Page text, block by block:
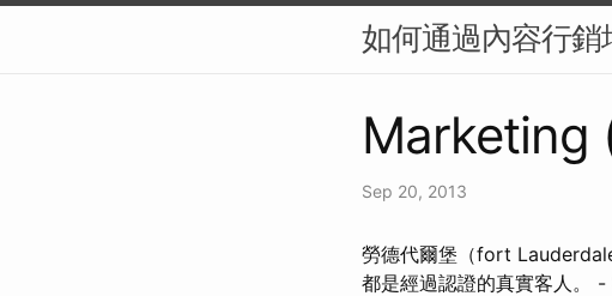
如何通過內容行銷
Marketing
Sep 20, 2013
勞德代爾堡（fort
都是經過認證的真實客人。 -